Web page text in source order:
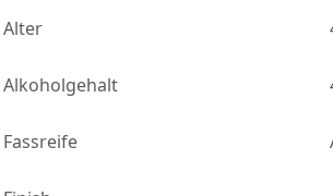
Alter
Alkoholgehalt
Fassreife